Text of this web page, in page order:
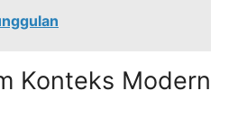
Konteks Modern